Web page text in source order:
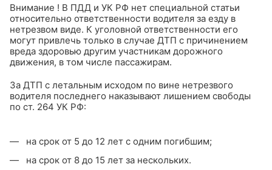
Внимание ! В ПДД и УК РФ нет специальной статьи
относительно ответственности водителя за езду в
нетрезвом виде. К уголовной ответственности его
могут привлечь только в случае ДТП с причинением
вреда здоровью другим участникам дорожного
движения, в том числе пассажирам.
За ДТП с летальным исходом по вине нетрезвого
водителя последнего наказывают лишением свободы
по ст. 264 УК РФ:
на срок от 5 до 12 лет с одним погибшим;
на срок от 8 до 15 лет за нескольких.